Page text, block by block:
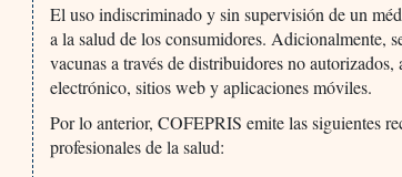
El uso indiscriminado y sin supervisión de un
a la salud de los consumidores. Adicionalmente,
vacunas a través de distribuidores no
electrónico, sitios web y aplicaciones móviles.
Por lo anterior, COFEPRIS emite las siguientes
profesionales de la salud: